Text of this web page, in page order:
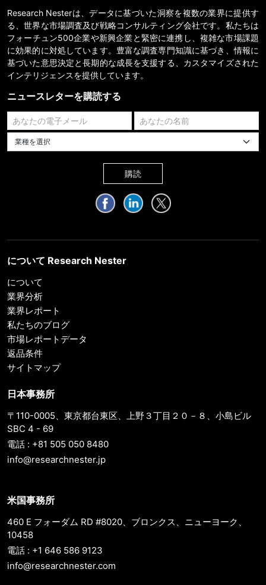
Research Nesterは、データに基づいた洞察を複数の業界に提供す
る、世界な市場調査及び戦略コンサルティング会社です。私たちは
フォーチュン500企業や新興企業と緊密に連携し、複雑な市場課題
に効果的に対処しています。豊富な調査専門知識に基づき、情報に
基づいた意思決定と長期的な成長を支援する、カスタマイズされた
インテリジェンスを提供しています。
ニュースレターを購読する
業種を選択してください
購読
について Research Nester
について
業界分析
業界レポート
私たちのブログ
市場レポートデータ
返品条件
サイトマップ
日本事務所
〒110-0005、東京都台東区、上野３丁目２０－８、小島ビル
SBC 4 - 69
電話 : +81 505 050 8480
info@researchnester.jp
米国事務所
460 E フォーダム RD #8020、ブロンクス、ニューヨーク、
10458
電話 : +1 646 586 9123
info@researchnester.com